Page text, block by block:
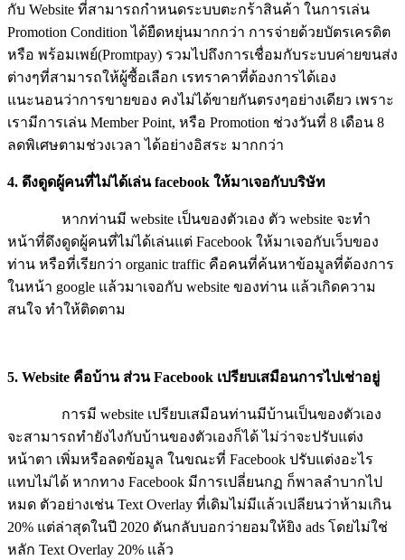
กับ Website ที่สามารถกำหนดระบบตะกร้าสินค้า ในการเล่น
Promotion Condition ได้ยืดหยุ่นมากกว่า การจ่ายด้วยบัตรเครดิต
หรือ พร้อมเพย์(Promtpay) รวมไปถึงการเชื่อมกับระบบค่ายขนส่ง
ต่างๆที่สามารถให้ผู้ซื้อเลือก เรทราคาที่ต้องการได้เอง
แนะนอนว่าการขายของ คงไม่ได้ขายกันตรงๆอย่างเดียว เพราะ
เรามีการเล่น Member Point, หรือ Promotion ช่วงวันที่ 8 เดือน 8
ลดพิเศษตามช่วงเวลา ได้อย่างอิสระ มากกว่า
4. ดึงดูดผู้คนที่ไม่ได้เล่น facebook ให้มาเจอกับบริษัท
หากท่านมี website เป็นของตัวเอง ตัว website จะทำ
หน้าที่ดึงดูดผู้คนที่ไม่ได้เล่นแต่ Facebook ให้มาเจอกับเว็บของ
ท่าน หรือที่เรียกว่า organic traffic คือคนที่ค้นหาข้อมูลที่ต้องการ
ในหน้า google แล้วมาเจอกับ website ของท่าน แล้วเกิดความ
สนใจ ทำให้ติดตาม
5. Website คือบ้าน ส่วน Facebook เปรียบเสมือนการไปเช่าอยู่
การมี website เปรียบเสมือนท่านมีบ้านเป็นของตัวเอง
จะสามารถทำยังไงกับบ้านของตัวเองก็ได้ ไม่ว่าจะปรับแต่ง
หน้าตา เพิ่มหรือลดข้อมูล ในขณะที่ Facebook ปรับแต่งอะไร
แทบไม่ได้ หากทาง Facebook มีการเปลี่ยนกฏ ก็พาลลำบากไป
หมด ตัวอย่างเช่น Text Overlay ที่เดิมไม่มีเเล้วเปลียนว่าห้ามเกิน
20% แต่ล่าสุดในปี 2020 ดันกลับบอกว่ายอมให้ยิง ads โดยไม่ใช่
หลัก Text Overlay 20% เเล้ว